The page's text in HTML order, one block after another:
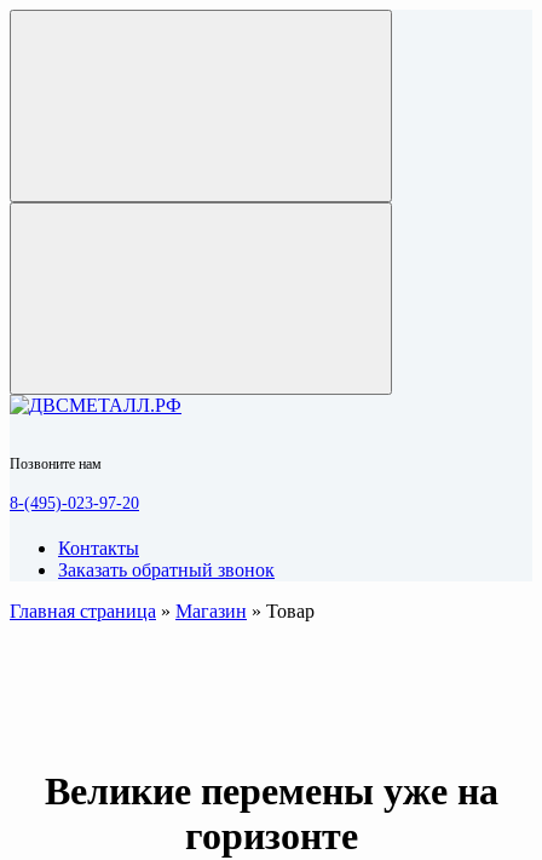
Позвоните нам
8-(495)-023-97-20
Контакты
Заказать обратный звонок
Главная страница » Магазин » Товар
Великие перемены уже на
горизонте